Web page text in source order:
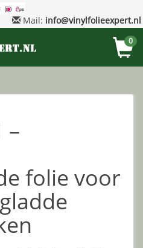
Mail: info@vinylfolieexpert.nl
0
–
folie voor